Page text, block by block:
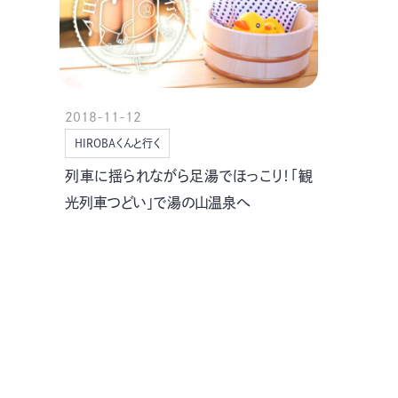
2018-11-12
HIROBAくんと行く
列車に揺られながら足湯でほっこり！「観
光列車つどい」で湯の山温泉へ